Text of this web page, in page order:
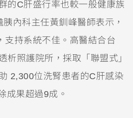
的C肝盛行率也較一般健康族
內科主任黃釧峰醫師表示，
支持系統不佳。高醫結合台
析照護院所，採取「聯盟式」
2,300位洗腎患者的C肝感染
成果超過9成。